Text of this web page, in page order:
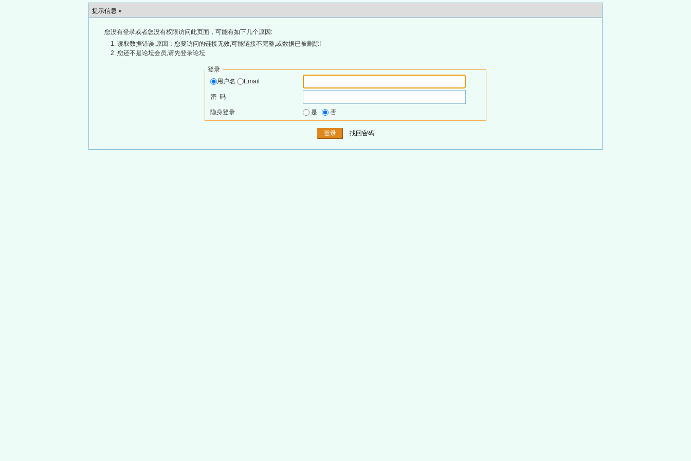
提示信息 »
您没有登录或者您没有权限访问此页面，可能有如下几个原因:
读取数据错误,原因：您要访问的链接无效,可能链接不完整,或数据已被删除!
您还不是论坛会员,请先登录论坛
登录
用户名
Email
密 码
隐身登录 是 否
找回密码